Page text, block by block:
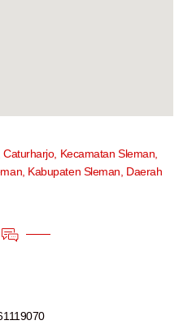
Kecamatan Sleman,
Kabupaten Sleman, Daerah